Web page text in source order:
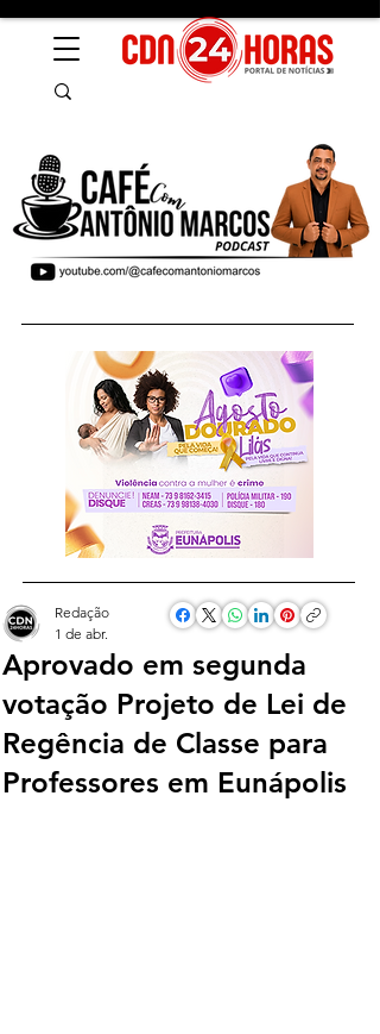
Aprovado em segunda
votação Projeto de Lei de
Regência de Classe para
Professores em Eunápolis
Redação
1 de abr.